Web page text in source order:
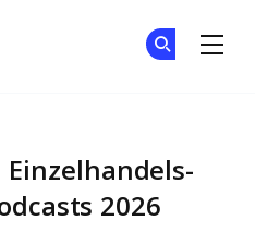
Einzelhandels-
2026